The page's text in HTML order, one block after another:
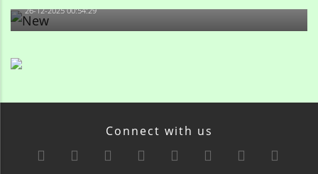
26-12-2025 00:54:29
Connect with us